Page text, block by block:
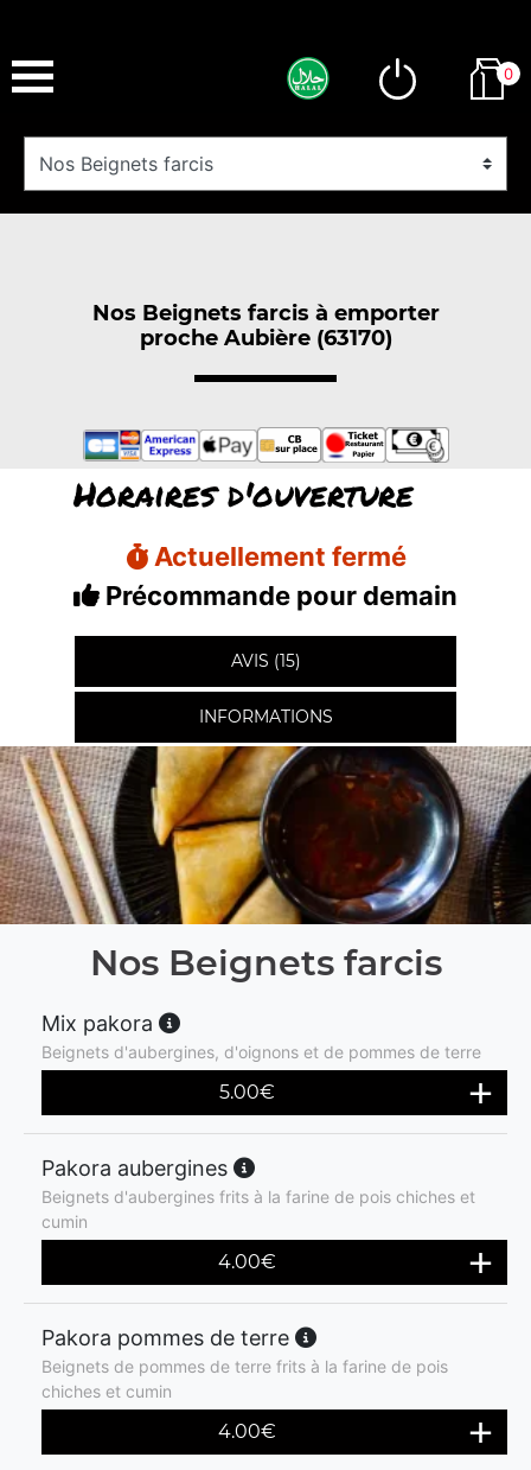
0
Nos Beignets farcis à emporter
proche Aubière (63170)
Horaires d'ouverture
Actuellement fermé
Précommande pour demain
AVIS (15)
INFORMATIONS
Nos Beignets farcis
Mix pakora
Beignets d'aubergines, d'oignons et de pommes de terre
5.00€
Pakora aubergines
Beignets d'aubergines frits à la farine de pois chiches et
cumin
4.00€
Pakora pommes de terre
Beignets de pommes de terre frits à la farine de pois
chiches et cumin
4.00€